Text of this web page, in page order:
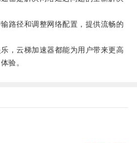
径和调整网络配置，提供流畅的
云梯加速器都能为用户带来更高
验。